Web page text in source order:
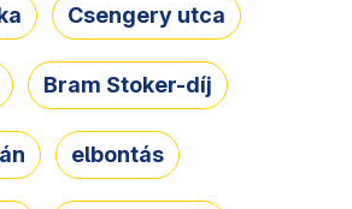
Csengery utca
Bram Stoker-díj
elbontás